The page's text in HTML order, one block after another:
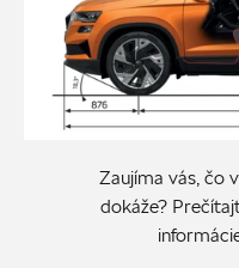
Zaujíma vás, čo
dokáže?